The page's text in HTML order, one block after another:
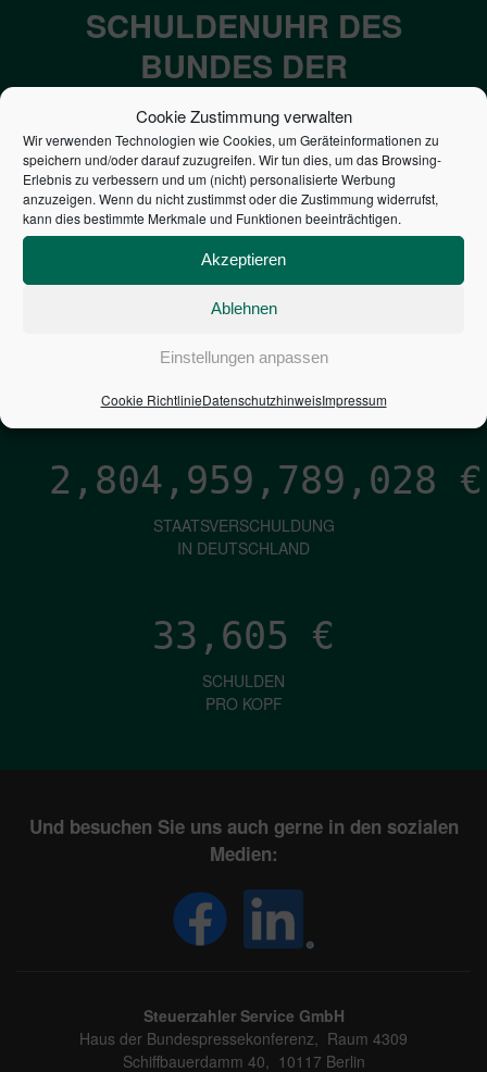
Cookie Zustimmung verwalten
Wir verwenden Technologien wie Cookies, um Geräteinformationen zu
speichern und/oder darauf zuzugreifen. Wir tun dies, um das Browsing-
Erlebnis zu verbessern und um (nicht) personalisierte Werbung
anzuzeigen. Wenn du nicht zustimmst oder die Zustimmung widerrufst,
kann dies bestimmte Merkmale und Funktionen beeinträchtigen.
Akzeptieren
Ablehnen
Einstellungen anpassen
Cookie RichtlinieDatenschutzhinweisImpressum
SCHULDENUHR DES
BUNDES DER
STEUERZAHLER
7,052€
NEUVERSCHULDUNG
PRO SEKUNDE
1,601
ZINSEN
PRO SEKUNDE
2,804,959,789,875 €
STAATSVERSCHULDUNG
IN DEUTSCHLAND
33,605 €
SCHULDEN
PRO KOPF
Und besuchen Sie uns auch gerne in den sozialen
Medien:
Steuerzahler Service GmbH
Haus der Bundespressekonferenz, Raum 4309
Schiffbauerdamm 40, 10117 Berlin